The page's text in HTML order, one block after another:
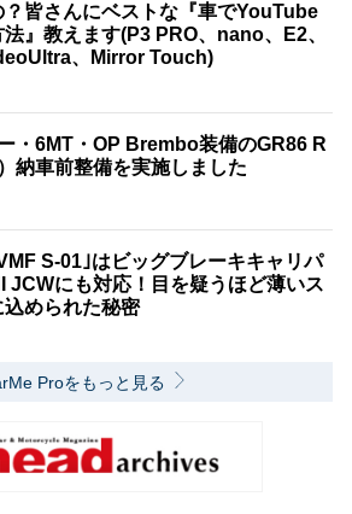
？皆さんにベストな『車でYouTube
』教えます(P3 PRO、nano、E2、
、Mirror Touch)
・6MT・OP Brembo装備のGR86 R
納車前整備を実施しました
S-01｣はビッグブレーキキャリパ
JCWにも対応！目を疑うほど薄いス
込められた秘密
Proをもっと見る